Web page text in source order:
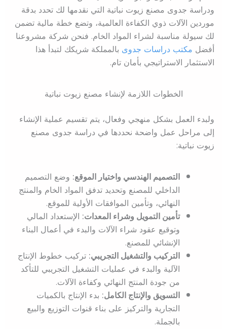
ودراسة جدوى مصنع زيوت نباتية التي نقدمها لك تحدد بدقة
موردين الآلات ذوي الكفاءة العالمية، وتضع خطة مالية تضمن
لك سيولة مناسبة لشراء المواد الخام. فنحن شركة مشروعنا
أفضل مكتب دراسات جدوىبالمملكة شريكك لتبدأ هذا
الاستثمار الاستراتيجي بأمان تام.
الخطوات اللازمة لإنشاء مصنع زيوت نباتية
ولبدء العمل بشكل منهجي وفعال، يتم تقسيم عملية الإنشاء
إلى مراحل عمل واضحة نحددها في دراسة جدوى مصنع
زيوت نباتية:
التصميم الهندسي واختيار الموقع:وضع التصميم
الداخلي للمصنع وتحديد تدفق المواد الخام والمنتج
النهائي، وتأمين الموافقات الأولية للموقع.
تأمين التمويل وشراء المعدات:الإستعداد المالي
وتوقيع عقود شراء الآلات والبدء في أعمال البناء
الإنشائي للمصنع.
التركيب والتشغيل التجريبي:تركيب خطوط الإنتاج
الآلية والبدء في عمليات التشغيل التجريبي للتأكد
من جودة المنتج النهائي وكفاءة الآلات.
التسويق والإنتاج الكامل:بدء الإنتاج بالكميات
التجارية والتركيز على بناء قنوات التوزيع والبيع
بالجملة.